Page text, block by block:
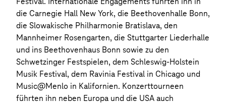
die Carnegie Hall New York, die Beethovenhalle Bonn,
die Slowakische Philharmonie Bratislava, den
Mannheimer Rosengarten, die Stuttgarter Liederhalle
und ins Beethovenhaus Bonn sowie zu den
Schwetzinger Festspielen, dem Schleswig-Holstein
Musik Festival, dem Ravinia Festival in Chicago und
Music@Menlo in Kalifornien. Konzerttourneen
führten ihn neben Europa und die USA auch